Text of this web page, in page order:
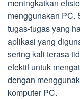
meningkatkan
menggunakan PC.
tugas-tugas yang
aplikasi yang
sering kali terasa
efektif untuk
dengan
komputer PC.